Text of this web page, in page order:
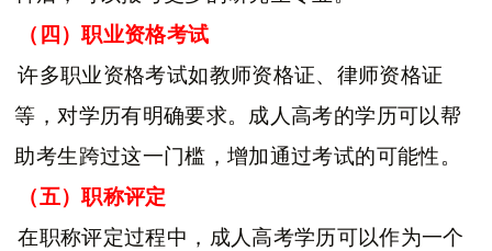
（四）职业资格考试
许多职业资格考试如教师资格证、律师资格证
等，对学历有明确要求。成人高考的学历可以帮
助考生跨过这一门槛，增加通过考试的可能性。
（五）职称评定
在职称评定过程中，成人高考学历可以作为一个